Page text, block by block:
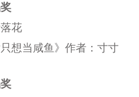
花
当咸鱼》作者：寸寸